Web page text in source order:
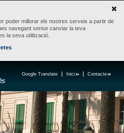
poder millorar els nostres serveis a partir de
navegant sense canviar la teva
la seva utilització.
Contacte
Inici
Google Translate